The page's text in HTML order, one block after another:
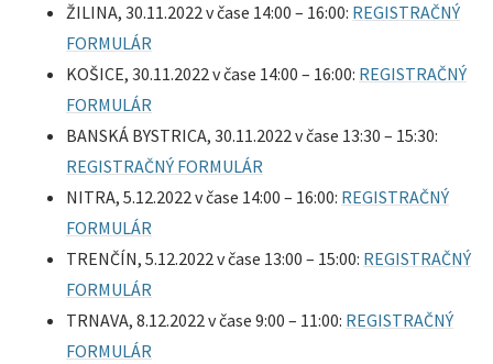
ŽILINA, 30.11.2022 v čase 14:00 – 16:00: REGISTRAČNÝ
FORMULÁR
KOŠICE, 30.11.2022 v čase 14:00 – 16:00: REGISTRAČNÝ
FORMULÁR
BANSKÁ BYSTRICA, 30.11.2022 v čase 13:30 – 15:30:
REGISTRAČNÝ FORMULÁR
NITRA, 5.12.2022 v čase 14:00 – 16:00: REGISTRAČNÝ
FORMULÁR
TRENČÍN, 5.12.2022 v čase 13:00 – 15:00: REGISTRAČNÝ
FORMULÁR
TRNAVA, 8.12.2022 v čase 9:00 – 11:00: REGISTRAČNÝ
FORMULÁR